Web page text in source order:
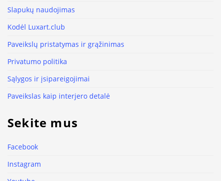
Slapukų naudojimas
Kodėl Luxart.club
Paveikslų pristatymas ir grąžinimas
Privatumo politika
Sąlygos ir įsipareigojimai
Paveikslas kaip interjero detalė
Sekite mus
Facebook
Instagram